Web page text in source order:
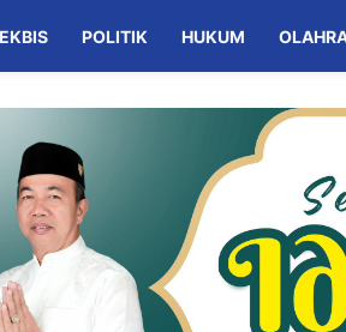
EKBIS POLITIK HUKUM